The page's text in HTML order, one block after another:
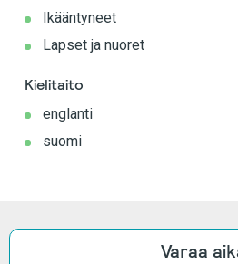
Ikääntyneet
Lapset ja nuoret
Kielitaito
englanti
suomi
Varaa